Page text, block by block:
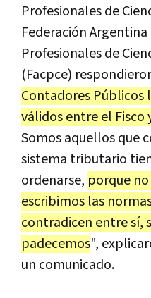
Profesionales de
Federación Argentina
Profesionales de
(Facpce)
Contadores
válidos entre el
Somos aquellos que
sistema tributario
ordenarse, porque
escribimos las
contradicen entre sí,
padecemos",
un comunicado.